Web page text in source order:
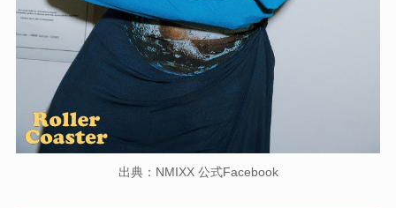
出典：NMIXX 公式Facebook